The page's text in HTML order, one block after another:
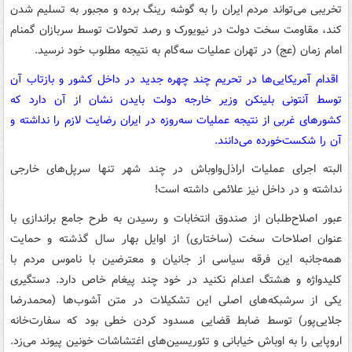
تخریبی می‌تواند مردم ایران را به گوشه رینگ برده و مجبور به تسلیم شدن
کند، مقاومت سخت دولت در نیویورک و رصد تحولات توسط سربازان گمنام
امام زمان (عج) در تهران عملیات سه‌گام به نتیجه مطلوب خود نرسید.
اقدام آمریکایی‌ها در تحریم چند چهره جدید در داخل کشور و بازتاب آن
توسط آنتونی بلینکن وزیر خارجه دولت بایدن نشان از آن دارد که
کشورهای غربی از نتیجه عملیات سه‌روزه در ایران رضایت لازم را نداشته و
آن را شکست‌خورده می‌دانند.
البته اجرای عملیات اراذل‌واوباش در چند شهر تنها سرپل‌های خارجی
نداشته و در داخل نیز علائمی داشته است!
عبور اصلاح‌طلبان از صندوق انتخابات و رسیدن به طرح جامع براندازی با
عنوان اصلاحات سخت (ساختاری) از اوایل بهار سال گذشته و حمایت
همه‌جانبه این فرقه سیاسی از جانیان و معترضین با ناموس مردم با
کلیدواژه و هشتگ اعدام نکنید در خود چند پیغام خاص دارد. دستگیری
یکی از سرشبکه‌های اصلی این تشکیلات در متن آشوب‌ها (محمدرضا
جلایی‌پور) توسط ضابط قضایی مسدود کردن خطی بود که سفارت‌خانه
اروپایی را به اوباش خیابانی و تئوریسین‌های اغتشاشات خونین پیوند می‌زد.